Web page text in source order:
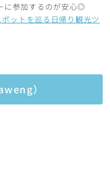
に参加するのが安心◎
ットを巡る日帰り観光ツ
）